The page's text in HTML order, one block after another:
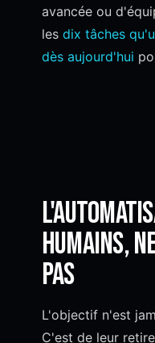
avancée ou
les dix tâches
dès aujourd'hui
humains,
pas
L'objectif n'est
C'est de leur